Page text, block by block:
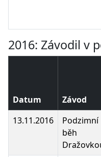
2016: Závodil v
Datum Závod
13.11.2016
Podzimní
běh